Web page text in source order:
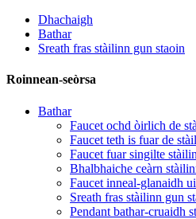
Dhachaigh
Bathar
Sreath fras stàilinn gun staoin
Roinnean-seòrsa
Bathar
Faucet ochd òirlich de
Faucet teth is fuar de
Faucet fuar singilte
Bhalbhaiche ceàrn
Faucet inneal-glanaidh
Sreath fras stàilinn gun
Pendant bathar-cruaidh